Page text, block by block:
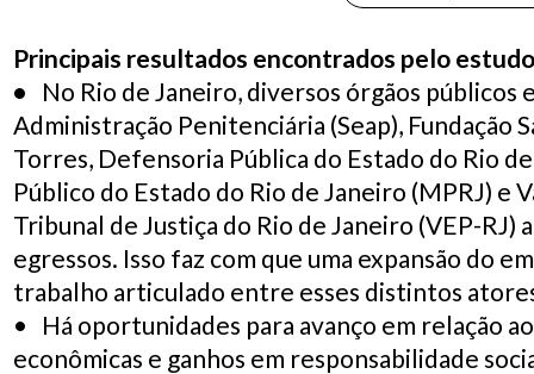
Principais resultados encontrados pelo
•
No Rio de Janeiro, diversos órgãos
Administração Penitenciária (Seap), Fundação
Torres, Defensoria Pública do Estado do Rio
Público do Estado do Rio de Janeiro (MPRJ) e
Tribunal de Justiça do Rio de Janeiro (VEP-
egressos. Isso faz com que uma expansão do
trabalho articulado entre esses distintos
• Há oportunidades para avanço em relação
econômicas e ganhos em responsabilidade